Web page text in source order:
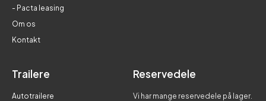
- Pacta leasing
Om os
Kontakt
Trailere
Autotrailere
Reservedele
Vi har mange reservedele på lager.